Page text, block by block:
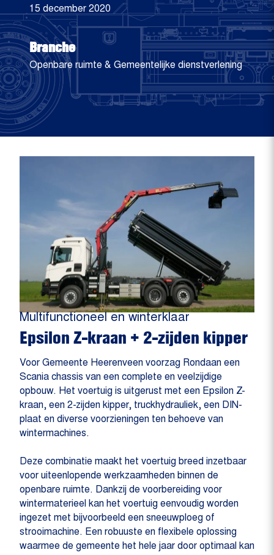
15 december 2020
Branche
Openbare ruimte & Gemeentelijke dienstverlening
Multifunctioneel en winterklaar
Epsilon Z-kraan + 2-zijden kipper
Voor Gemeente Heerenveen voorzag Rondaan een
Scania chassis van een complete en veelzijdige
opbouw. Het voertuig is uitgerust met een Epsilon Z-
kraan, een 2-zijden kipper, truckhydrauliek, een DIN-
plaat en diverse voorzieningen ten behoeve van
wintermachines.
Deze combinatie maakt het voertuig breed inzetbaar
voor uiteenlopende werkzaamheden binnen de
openbare ruimte. Dankzij de voorbereiding voor
wintermaterieel kan het voertuig eenvoudig worden
ingezet met bijvoorbeeld een sneeuwploeg of
strooimachine. Een robuuste en flexibele oplossing
waarmee de gemeente het hele jaar door optimaal kan